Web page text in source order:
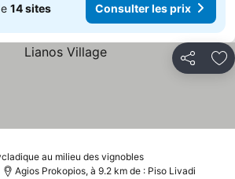
14 sites Consulter les prix
Partager
au milieu des vignobles
Agios Prokopios, à 9.2 km de : Piso Livadi